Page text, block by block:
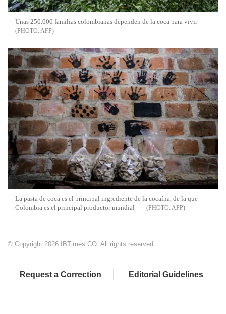
Unas 250.000 familias colombianas dependen de la coca para vivir
AFP
La pasta de coca es el principal ingrediente de la cocaína, de la que
Colombia es el principal productor mundial
AFP
© Copyright 2026 IBTimes CO. All rights reserved.
Request a Correction Editorial Guidelines